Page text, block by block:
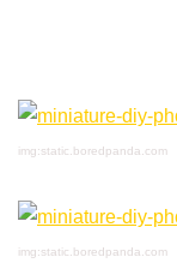
img:static.boredpanda.com
img:static.boredpanda.com